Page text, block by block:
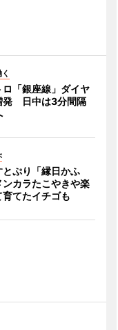
ロ「銀座線」ダイヤ
発 日中は3分間隔
とぷり「縁日かふ
カラたこやきや楽
育てたイチゴも